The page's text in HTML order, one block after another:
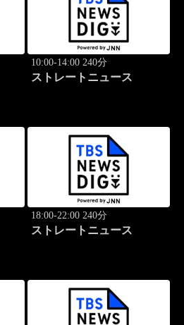
10:00-14:00 240分
ストレートニュース
18:00-22:00 240分
ストレートニュース